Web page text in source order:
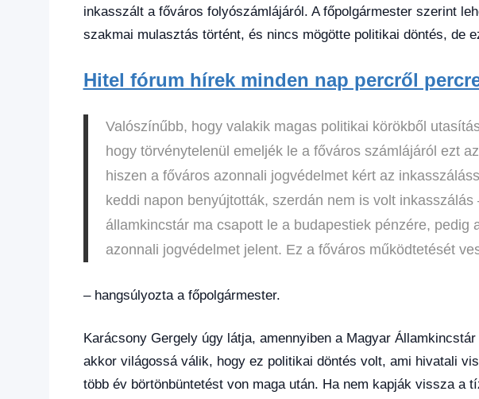
fórum
inkasszált a főváros folyószámlájáról. A főpolgármester szerint
szakmai mulasztás történt, és nincs mögötte politikai döntés, de
Hitel fórum hírek minden nap percről
Valószínűbb, hogy valakik magas politikai körökből
hogy törvénytelenül emeljék le a főváros számlájáról ezt
hiszen a főváros azonnali jogvédelmet kért az
keddi napon benyújtották, szerdán nem is volt
államkincstár ma csapott le a budapestiek pénzére, pedig
azonnali jogvédelmet jelent. Ez a főváros működtetését
– hangsúlyozta a főpolgármester.
Karácsony Gergely úgy látja, amennyiben a Magyar
akkor világossá válik, hogy ez politikai döntés volt, ami hivatali
több év börtönbüntetést von maga után. Ha nem kapják vissza a